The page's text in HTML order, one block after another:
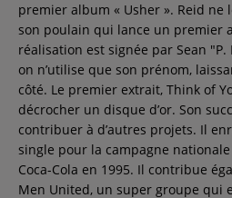
premier album « Usher ». Reid ne
son poulain qui lance un premier
réalisation est signée par Sean
on n’utilise que son prénom,
côté. Le premier extrait, Think of
décrocher un disque d’or. Son
contribuer à d’autres projets. Il
single pour la campagne
Coca-Cola en 1995. Il contribue
Men United, un super groupe qui